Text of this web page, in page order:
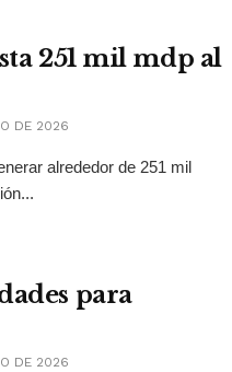
251 mil mdp al
DE 2026
alrededor de 251 mil
para
DE 2026